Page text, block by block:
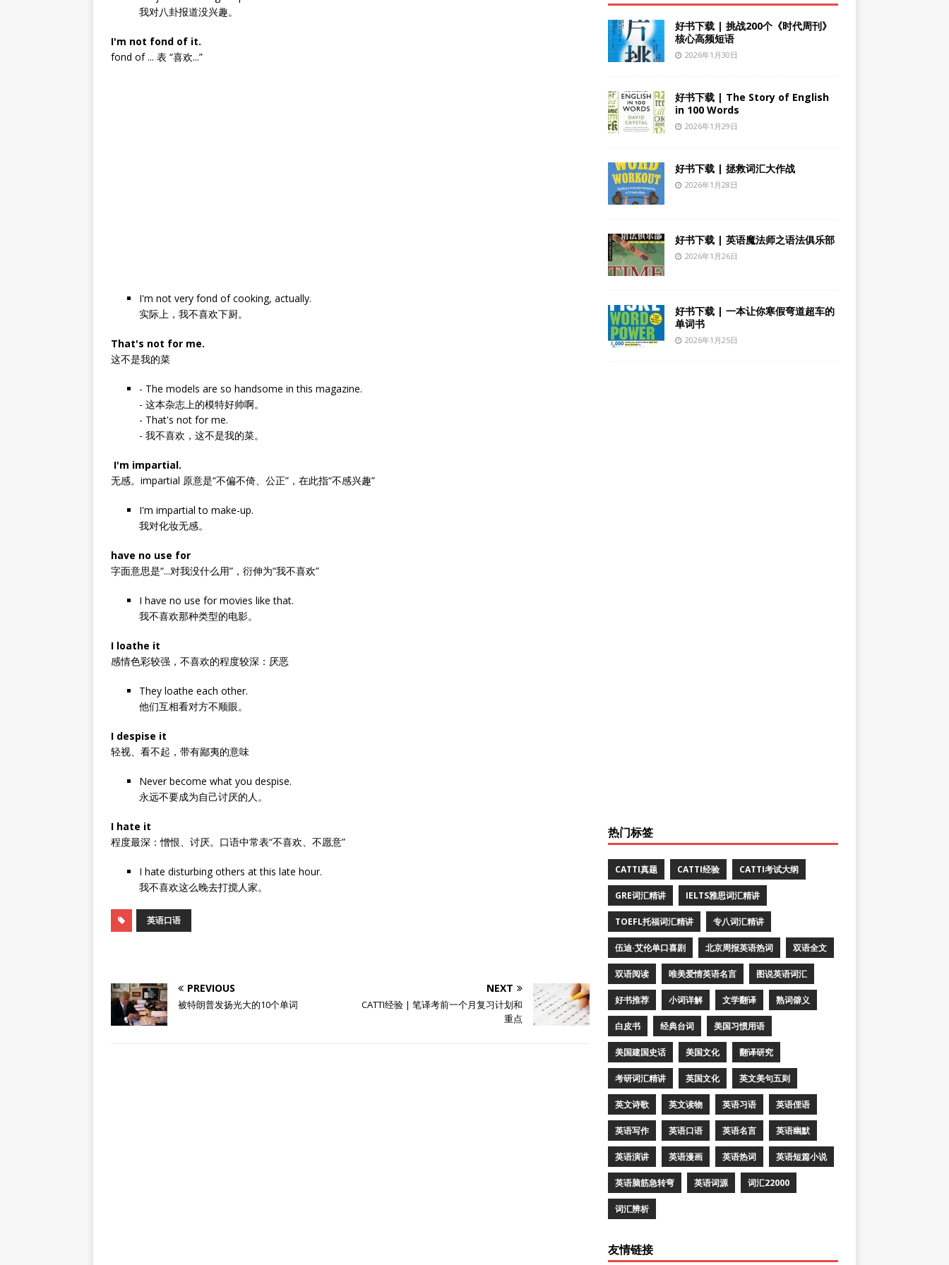
我对八卦报道没兴趣。
I'm not fond of it.
fond of ... 表 “喜欢...”
I'm not very fond of cooking, actually.
实际上，我不喜欢下厨。
That's not for me.
这不是我的菜
- The models are so handsome in this magazine.
- 这本杂志上的模特好帅啊。
- That's not for me.
- 我不喜欢，这不是我的菜。
I'm impartial.
无感。impartial 原意是“不偏不倚、公正”，在此指“不感兴趣”
I'm impartial to make-up.
我对化妆无感。
have no use for
字面意思是“...对我没什么用”，衍伸为“我不喜欢”
I have no use for movies like that.
我不喜欢那种类型的电影。
I loathe it
感情色彩较强，不喜欢的程度较深：厌恶
They loathe each other.
他们互相看对方不顺眼。
I despise it
轻视、看不起，带有鄙夷的意味
Never become what you despise.
永远不要成为自己讨厌的人。
I hate it
程度最深：憎恨、讨厌。口语中常表“不喜欢、不愿意”
I hate disturbing others at this late hour.
我不喜欢这么晚去打搅人家。
英语口语
PREVIOUS
被特朗普发扬光大的10个单词
NEXT
CATTI经验 | 笔译考前一个月复习计划和
重点
好书下载 | 挑战200个《时代周刊》
核心高频短语
2026年1月30日
好书下载 | The Story of English
in 100 Words
2026年1月29日
好书下载 | 拯救词汇大作战
2026年1月28日
好书下载 | 英语魔法师之语法俱乐部
2026年1月26日
好书下载 | 一本让你寒假弯道超车的
单词书
2026年1月25日
热门标签
CATTI真题 CATTI经验 CATTI考试大纲
GRE词汇精讲 IELTS雅思词汇精讲
TOEFL托福词汇精讲 专八词汇精讲
伍迪·艾伦单口喜剧 北京周报英语热词 双语全文
双语阅读 唯美爱情英语名言 图说英语词汇
好书推荐 小词详解 文学翻译 熟词僻义
白皮书 经典台词 美国习惯用语
美国建国史话 美国文化 翻译研究
考研词汇精讲 英国文化 英文美句五则
英文诗歌 英文读物 英语习语 英语俚语
英语写作 英语口语 英语名言 英语幽默
英语演讲 英语漫画 英语热词 英语短篇小说
英语脑筋急转弯 英语词源 词汇22000
词汇辨析
友情链接